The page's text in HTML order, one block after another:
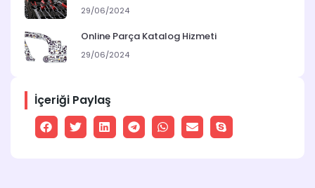
29/06/2024
Online Parça Katalog Hizmeti
29/06/2024
İçeriği Paylaş